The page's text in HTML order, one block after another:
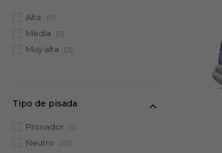
Tipo de pisada
Pronador (1)
Neutro (10)
Alta (9)
Media (5)
Muy alta (2)